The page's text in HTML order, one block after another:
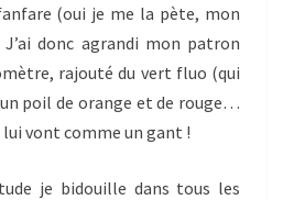
(oui je me la pète, mon
donc agrandi mon patron
rajouté du vert fluo (qui
poil de orange et de rouge…
lui vont comme un gant !
je bidouille dans tous les